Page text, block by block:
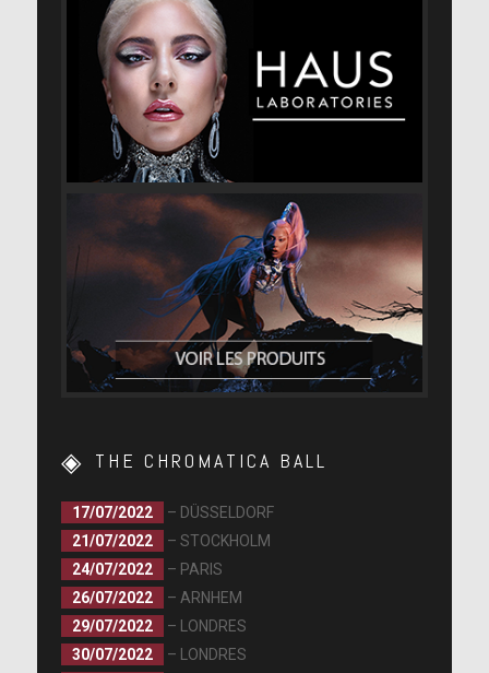
THE CHROMATICA BALL
17/07/2022
– DÜSSELDORF
21/07/2022
– STOCKHOLM
24/07/2022
– PARIS
26/07/2022
– ARNHEM
29/07/2022
– LONDRES
30/07/2022
– LONDRES